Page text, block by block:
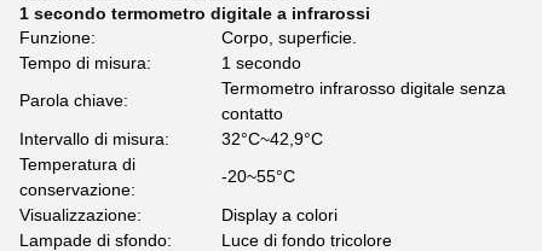
1 secondo termometro digitale a infrarossi
Funzione:
Corpo, superficie.
Tempo di misura:
1 secondo
Parola chiave:
Termometro infrarosso digitale senza
contatto
Intervallo di misura:
32°C~42,9°C
Temperatura di
conservazione:
-20~55°C
Visualizzazione:
Display a colori
Lampade di sfondo:
Luce di fondo tricolore